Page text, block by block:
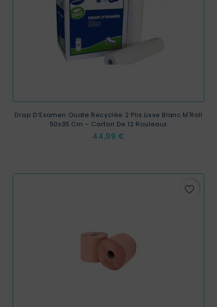
Drap D’Examen Ouate Recyclée 2 Plis Lisse Blanc M'Roll
50x35 Cm – Carton De 12 Rouleaux
Prix
44,99 €
favorite_border